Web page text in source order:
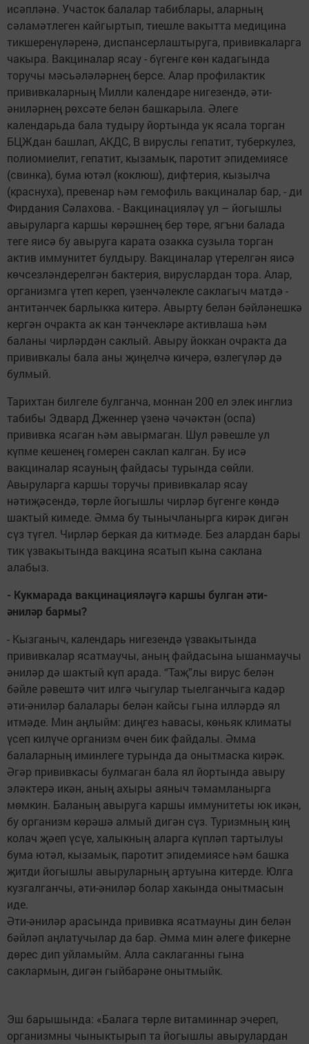
исәпләнә. Участок балалар табиблары, аларның
сәламәтлеген кайгыртып, тиешле вакытта медицина
тикшеренүләренә, диспансерлаштыруга, прививкаларга
чакыра. Вакциналар ясау - бүгенге көн кадагында
торучы мәсьәләләрнең берсе. Алар профилактик
прививкаларның Милли календаре нигезендә, әти-
әниләрнең рөхсәте белән башкарыла. Әлеге
календарьда бала тудыру йортында ук ясала торган
БЦЖдан башлап, АКДС, В вируслы гепатит, туберкулез,
полиомиелит, гепатит, кызамык, паротит эпидемиясе
(свинка), бума ютәл (коклюш), дифтерия, кызылча
(краснуха), превенар һәм гемофиль вакциналар бар, - ди
Фирдания Сәлахова. - Вакцинацияләү ул – йогышлы
авыруларга каршы көрәшнең бер төре, ягъни балада
теге яисә бу авыруга карата озакка сузыла торган
актив иммунитет булдыру. Вакциналар үтерелгән яисә
көчсезләндерелгән бактерия, вируслардан тора. Алар,
организмга үтеп кереп, үзенчәлекле саклагыч матдә -
антитәнчек барлыкка китерә. Авырту белән бәйләнешкә
кергән очракта ак кан тәнчекләре активлаша һәм
баланы чирләрдән саклый. Авыру йоккан очракта да
прививкалы бала аны җиңелчә кичерә, өзлегүләр дә
булмый.
Тарихтан билгеле булганча, моннан 200 ел элек инглиз
табибы Эдвард Дженнер үзенә чәчәктән (оспа)
прививка ясаган һәм авырмаган. Шул рәвешле ул
күпме кешенең гомерен саклап калган. Бу исә
вакциналар ясауның файдасы турында сөйли.
Авыруларга каршы торучы прививкалар ясау
нәтиҗәсендә, төрле йогышлы чирләр бүгенге көндә
шактый кимеде. Әмма бу тынычланырга кирәк дигән
сүз түгел. Чирләр беркая да китмәде. Без алардан бары
тик үзвакытында вакцина ясатып кына саклана
алабыз.
- Кукмарада вакцинацияләүгә каршы булган әти-
әниләр бармы?
- Кызганыч, календарь нигезендә үзвакытында
прививкалар ясатмаучы, аның файдасына ышанмаучы
әниләр дә шактый күп арада. “Таҗ”лы вирус белән
бәйле рәвештә чит илгә чыгулар тыелганчыга кадәр
әти-әниләр балалары белән кайсы гына илләрдә ял
итмәде. Мин аңлыйм: диңгез һавасы, көньяк климаты
үсеп килүче организм өчен бик файдалы. Әмма
балаларның иминлеге турында да онытмаска кирәк.
Әгәр прививкасы булмаган бала ял йортында авыру
эләктерә икән, аның ахыры аяныч тәмамланырга
мөмкин. Баланың авыруга каршы иммунитеты юк икән,
бу организм көрәшә алмый дигән сүз. Туризмның киң
колач җәеп үсүе, халыкның аларга күпләп тартылуы
бума ютәл, кызамык, паротит эпидемиясе һәм башка
җитди йогышлы авыруларның артуына китерде. Юлга
кузгалганчы, әти-әниләр болар хакында онытмасын
иде.
Әти-әниләр арасында прививка ясатмауны дин белән
бәйләп аңлатучылар да бар. Әмма мин әлеге фикерне
дөрес дип уйламыйм. Алла саклаганны гына
саклармын, дигән гыйбарәне онытмыйк.
Эш барышында: «Балага төрле витаминнар эчереп,
организмны чыныктырып та йогышлы авырулардан